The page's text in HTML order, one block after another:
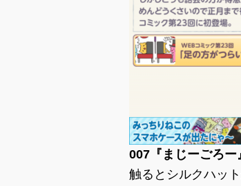
007『まじーごろー
触るとシルクハッ